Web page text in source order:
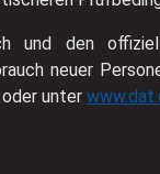
und den
neuer
unter